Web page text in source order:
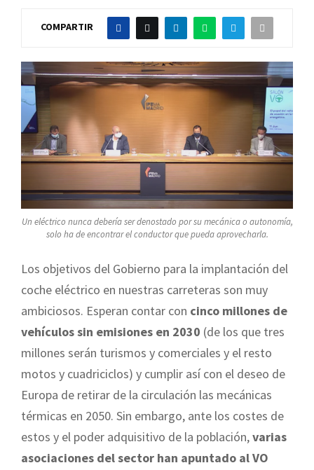
COMPARTIR
Un eléctrico nunca debería ser denostado por su mecánica o autonomía,
solo ha de encontrar el conductor que pueda aprovecharla.
Los objetivos del Gobierno para la implantación del
coche eléctrico en nuestras carreteras son muy
ambiciosos. Esperan contar con cinco millones de
vehículos sin emisiones en 2030 (de los que tres
millones serán turismos y comerciales y el resto
motos y cuadriciclos) y cumplir así con el deseo de
Europa de retirar de la circulación las mecánicas
térmicas en 2050. Sin embargo, ante los costes de
estos y el poder adquisitivo de la población,varias
asociaciones del sector han apuntado al VO